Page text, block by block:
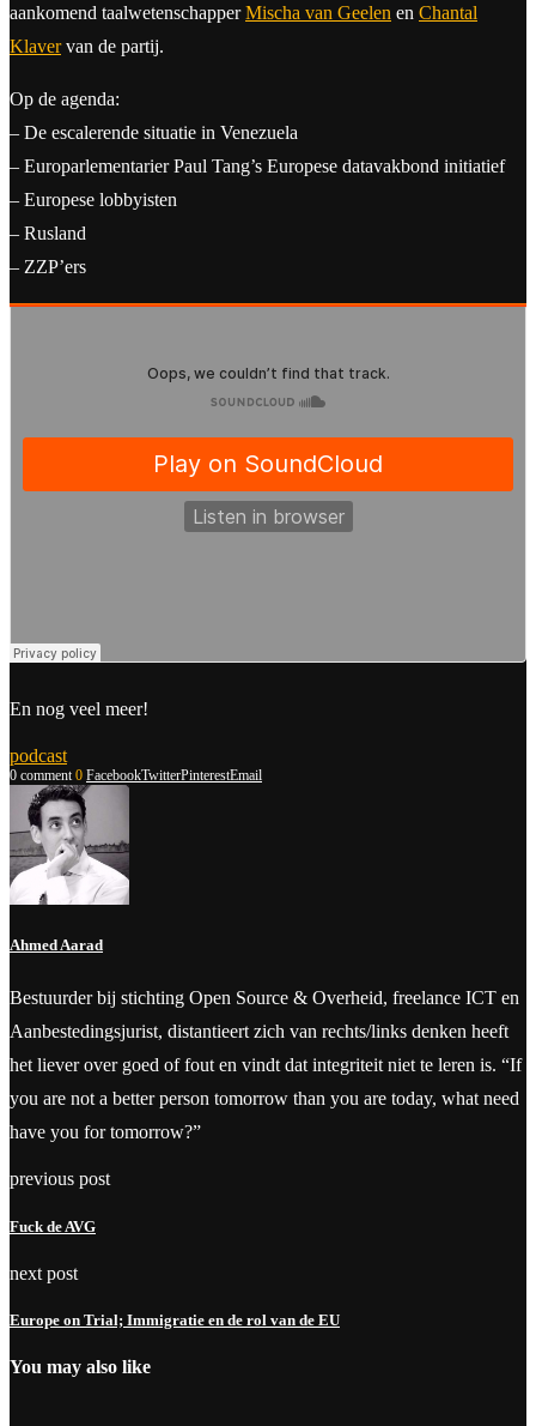
aankomend taalwetenschapperMischa van Geelen en Chantal
Klavervan de partij.
Op de agenda:
– De escalerende situatie in Venezuela
– Europarlementarier Paul Tang’s Europese datavakbond initiatief
– Europese lobbyisten
– Rusland
– ZZP’ers
En nog veel meer!
podcast
0 comment 0 FacebookTwitterPinterestEmail
Ahmed Aarad
Bestuurder bij stichting Open Source & Overheid, freelance ICT en
Aanbestedingsjurist, distantieert zich van rechts/links denken heeft
het liever over goed of fout en vindt dat integriteit niet te leren is. “If
you are not a better person tomorrow than you are today, what need
have you for tomorrow?”
previous post
Fuck de AVG
next post
Europe on Trial; Immigratie en de rol van de EU
You may also like